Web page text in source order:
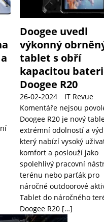
Doogee uvedl
výkonný
tablet s obří
kapacitou
Doogee R20
26-02-2024
IT Revue
Komentáře nejsou
Doogee R20 je nový
extrémní odolností a
který nabízí vysoký
komfort a poslouží jako
spolehlivý pracovní
terénu nebo parťák pro
náročné outdoorové
Tablet do náročného
Doogee R20 […]